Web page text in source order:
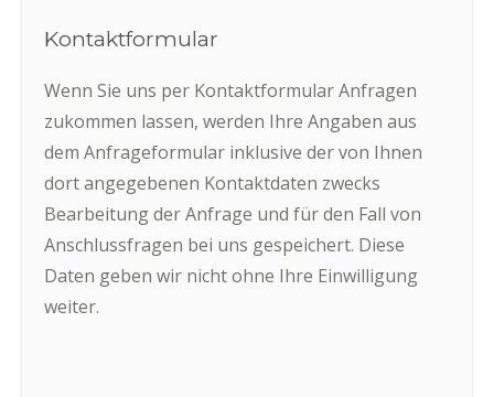
Kontaktformular
Wenn Sie uns per Kontaktformular Anfragen
zukommen lassen, werden Ihre Angaben aus
dem Anfrageformular inklusive der von Ihnen
dort angegebenen Kontaktdaten zwecks
Bearbeitung der Anfrage und für den Fall von
Anschlussfragen bei uns gespeichert. Diese
Daten geben wir nicht ohne Ihre Einwilligung
weiter.